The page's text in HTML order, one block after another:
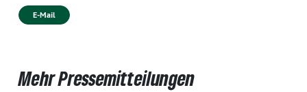
E-Mail
Mehr Pressemitteilungen